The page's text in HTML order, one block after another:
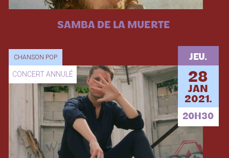
SAMBA DE LA MUERTE
CHANSON POP
CONCERT ANNULÉ
JEU.
28
JAN
2021.
20H30